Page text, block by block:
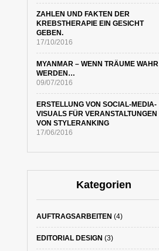
ZAHLEN UND FAKTEN DER
KREBSTHERAPIE EIN GESICHT
GEBEN.
17/10/2016
MYANMAR – WENN TRÄUME WAHR
WERDEN…
09/07/2016
ERSTELLUNG VON SOCIAL-MEDIA-
VISUALS FÜR VERANSTALTUNGEN
VON STYLERANKING
17/06/2016
Kategorien
AUFTRAGSARBEITEN (4)
EDITORIAL DESIGN (3)